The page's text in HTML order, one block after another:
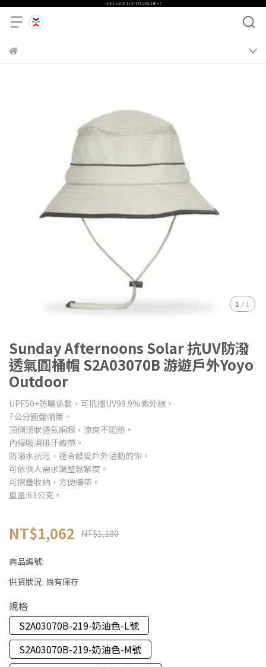
1 /1
Sunday Afternoons Solar 抗UV防潑
透氣圓桶帽 S2A03070B 游遊戶外Yoyo
Outdoor
UPF50+防曬係數，可抵擋UV99.9%紫外線。
7公分圓盤帽簷。
頂側環狀透氣網眼，涼爽不悶熱。
內緣吸濕排汗織帶。
防潑水抗污，適合酷愛戶外活動的你。
可依個人需求調整鬆緊度。
可摺疊收納，方便攜帶。
重量:63公克。
NT$1,062 NT$1,180
商品編號:
供貨狀況: 尚有庫存
規格
S2A03070B-219-奶油色-L號
S2A03070B-219-奶油色-M號